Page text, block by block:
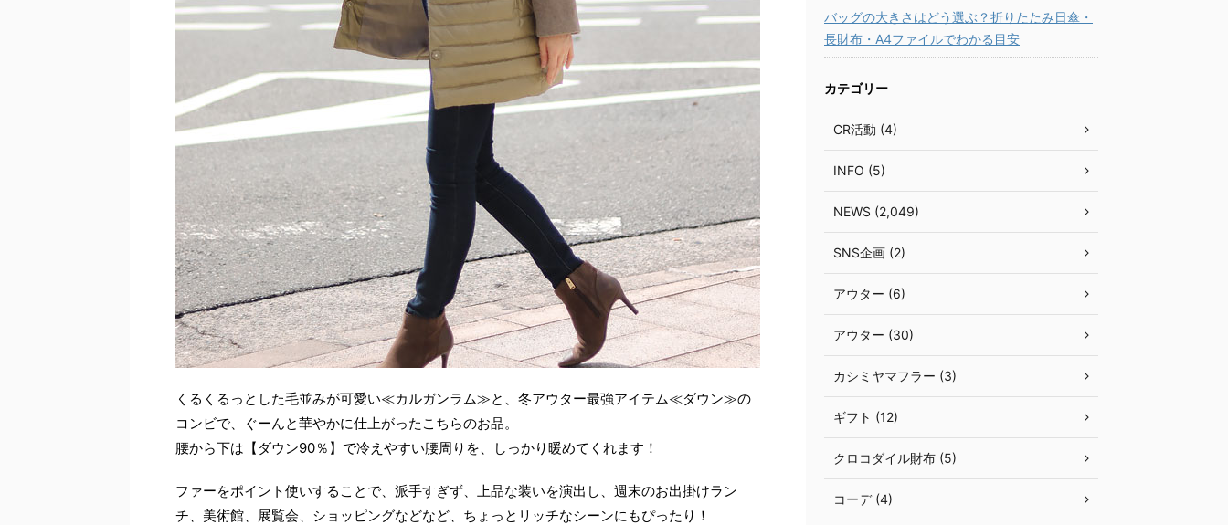
くるくるっとした毛並みが可愛い≪カルガンラム≫と、冬アウター最強アイテム≪ダウン≫の
コンビで、ぐーんと華やかに仕上がったこちらのお品。
腰から下は【ダウン90％】で冷えやすい腰周りを、しっかり暖めてくれます！
ファーをポイント使いすることで、派手すぎず、上品な装いを演出し、週末のお出掛けラン
チ、美術館、展覧会、ショッピングなどなど、ちょっとリッチなシーンにもぴったり！
バッグの大きさはどう選ぶ？折りたたみ日傘・
長財布・A4ファイルでわかる目安
カテゴリー
CR活動 (4)
INFO (5)
NEWS (2,049)
SNS企画 (2)
アウター (6)
アウター (30)
カシミヤマフラー (3)
ギフト (12)
クロコダイル財布 (5)
コーデ (4)